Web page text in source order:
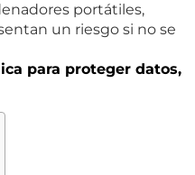
portátiles,
un riesgo si no se
para proteger datos,